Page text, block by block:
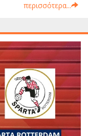
περισσότερα...